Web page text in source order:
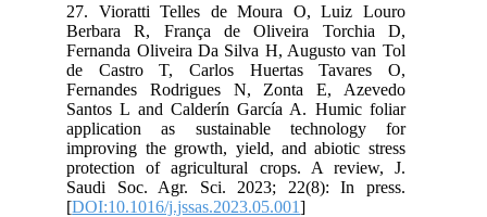
27. Vioratti Telles de Moura O, Luiz Louro
Berbara R, França de Oliveira Torchia D,
Fernanda Oliveira Da Silva H, Augusto van Tol
de Castro T, Carlos Huertas Tavares O,
Fernandes Rodrigues N, Zonta E, Azevedo
Santos L and Calderín García A. Humic foliar
application as sustainable technology for
improving the growth, yield, and abiotic stress
protection of agricultural crops. A review, J.
Saudi Soc. Agr. Sci. 2023; 22(8): In press.
[DOI:10.1016/j.jssas.2023.05.001